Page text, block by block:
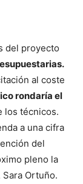
del proyecto
al coste
rondaría el
los técnicos.
a una cifra
del
pleno la
Ortuño.